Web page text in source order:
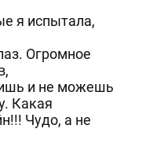
я испытала,
Огромное
и не можешь
Какая
Чудо, а не